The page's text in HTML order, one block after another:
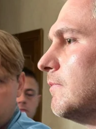
померла.
hromadske.
обіцяв, що
починаючи з
суду він заявив, що
під вартою